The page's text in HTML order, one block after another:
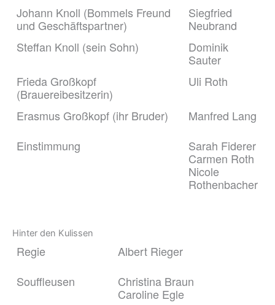
Johann Knoll (Bommels Freund
und Geschäftspartner)
Siegfried
Neubrand
Steffan Knoll (sein Sohn)
Dominik
Sauter
Frieda Großkopf
(Brauereibesitzerin)
Uli Roth
Erasmus Großkopf (ihr Bruder)
Manfred Lang
Einstimmung
Sarah Fiderer
Carmen Roth
Nicole
Rothenbacher
Hinter den Kulissen
Regie
Albert Rieger
Souffleusen
Christina Braun
Caroline Egle